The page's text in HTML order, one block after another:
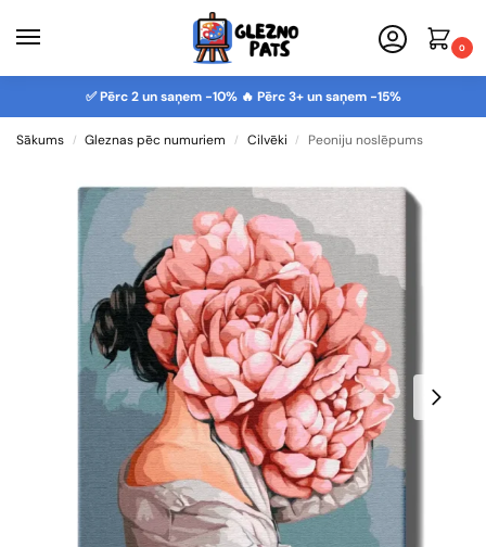
0
✅ Pērc 2 un saņem -10% 🔥 Pērc 3+ un saņem -15%
Sākums / Gleznas pēc numuriem / Cilvēki / Peoniju noslēpums